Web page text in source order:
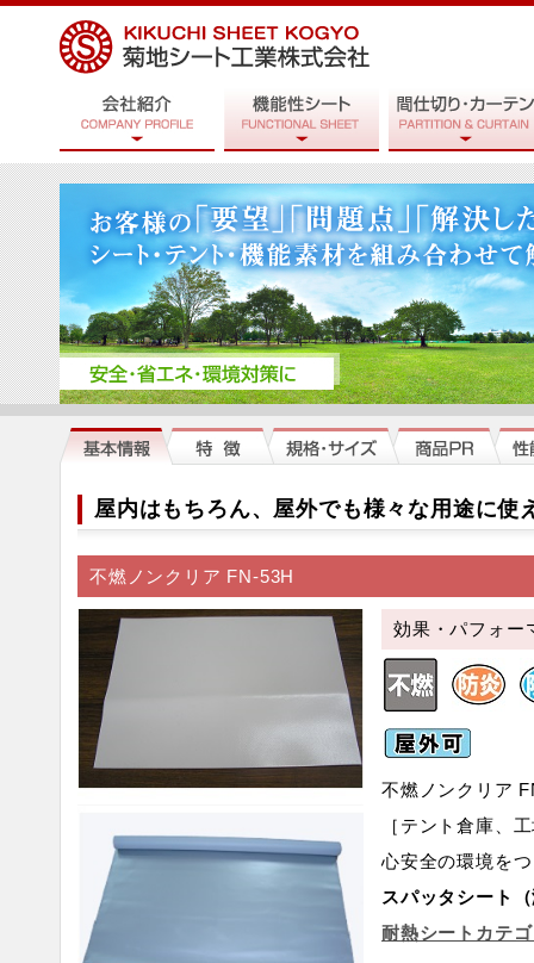
屋内はもちろん、屋外でも様々な用途に使
不燃ノンクリア FN-53H
効果・パフォー
不燃ノンクリア
［テント倉庫、
心安全の環境を
スパッタシート
耐熱シートカテ